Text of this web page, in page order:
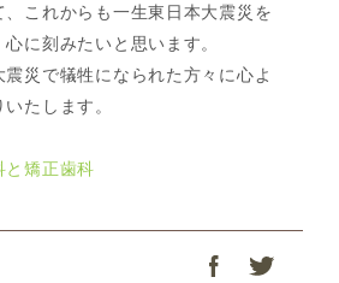
、これからも一生東日本大震災を
に刻みたいと思います。
災で犠牲になられた方々に心よ
たします。
と矯正歯科